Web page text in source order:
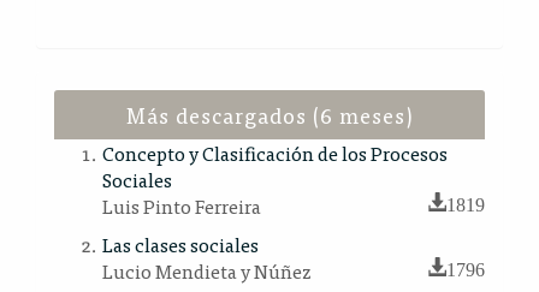
Más descargados (6 meses)
Concepto y Clasificación de los Procesos
Sociales
Luis Pinto Ferreira
1819
Las clases sociales
Lucio Mendieta y Núñez
1796